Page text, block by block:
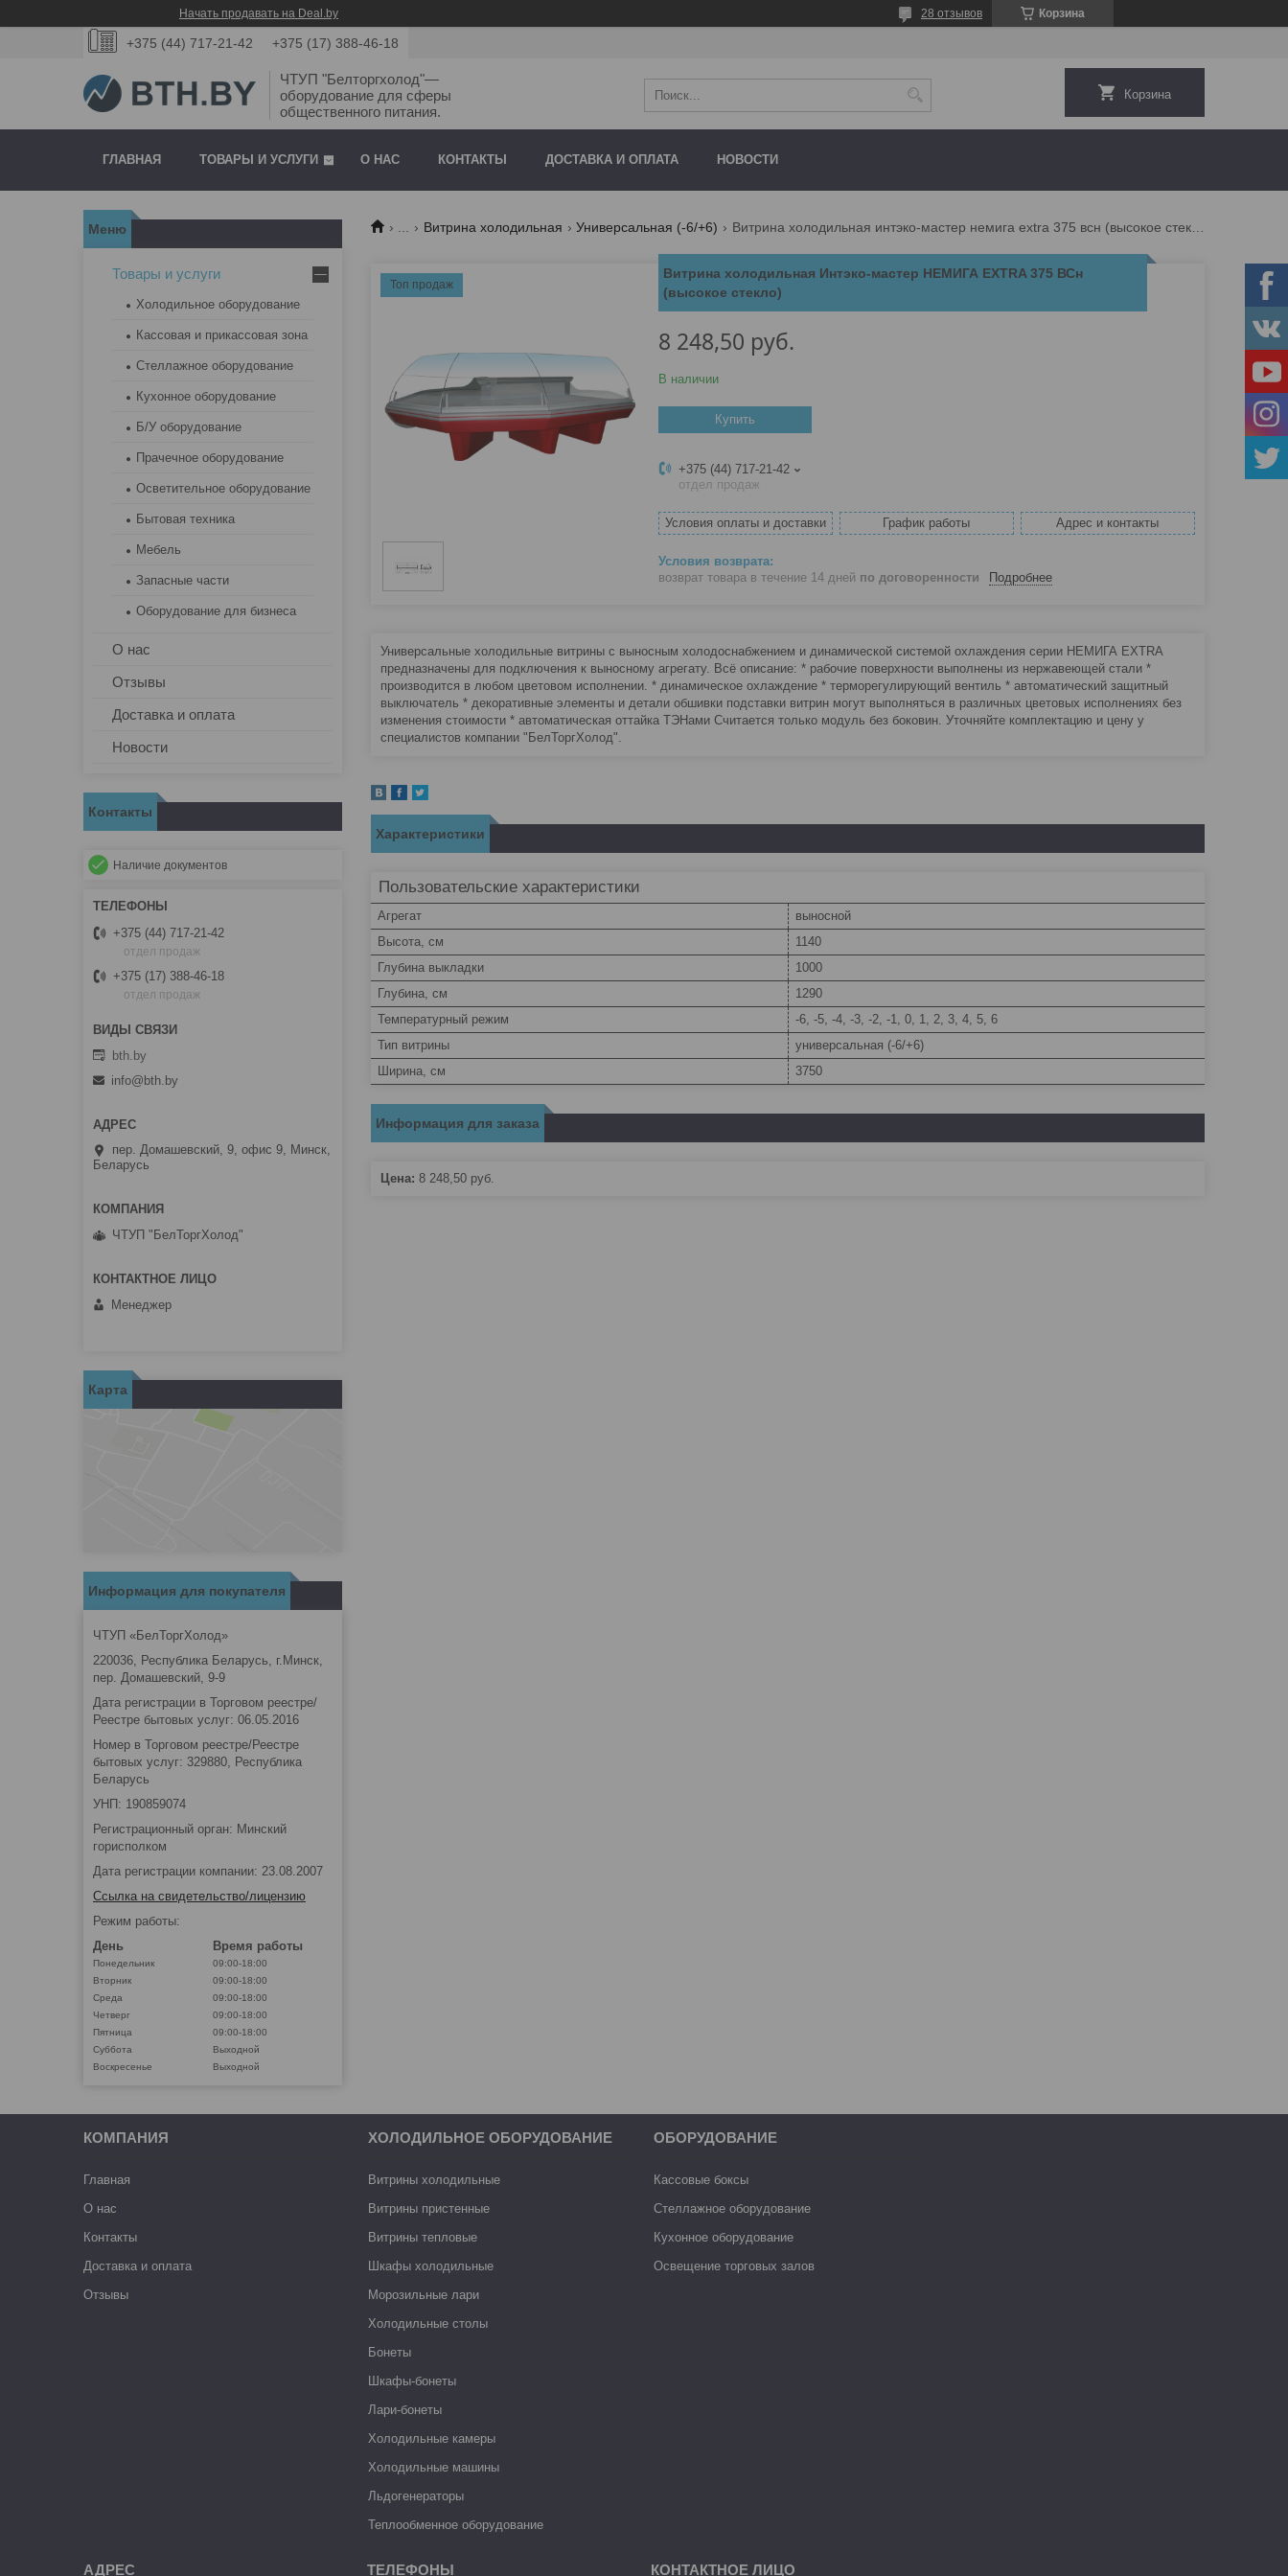
Начать продавать на Deal.by Корзина
28 отзывов
+375 (44) 717-21-42 +375 (17) 388-46-18
ЧТУП "Белторгхолод"—
оборудование для сферы
общественного питания.
Корзина
ГЛАВНАЯ ТОВАРЫ И УСЛУГИ О НАС КОНТАКТЫ ДОСТАВКА И ОПЛАТА НОВОСТИ
... Витрина холодильная Универсальная (-6/+6) Витрина холодильная интэко-мастер немига extra 375 всн (высокое стекло)
Топ продаж
Витрина холодильная Интэко-мастер НЕМИГА EXTRA 375 ВСн
(высокое стекло)
8 248,50 руб.
В наличии
Купить
+375 (44) 717-21-42
отдел продаж
Условия оплаты и доставки График работы Адрес и контакты
возврат товара в течение 14 дней по договоренности Подробнее
Универсальные холодильные витрины с выносным холодоснабжением и динамической системой охлаждения серии НЕМИГА EXTRA
предназначены для подключения к выносному агрегату. Всё описание: * рабочие поверхности выполнены из нержавеющей стали *
производится в любом цветовом исполнении. * динамическое охлаждение * терморегулирующий вентиль * автоматический защитный
выключатель * декоративные элементы и детали обшивки подставки витрин могут выполняться в различных цветовых исполнениях без
изменения стоимости * автоматическая оттайка ТЭНами Считается только модуль без боковин. Уточняйте комплектацию и цену у
специалистов компании "БелТоргХолод".
Характеристики
Пользовательские характеристики
Агрегат
выносной
Высота, см
1140
Глубина выкладки
1000
Глубина, см
1290
Температурный режим
-6, -5, -4, -3, -2, -1, 0, 1, 2, 3, 4, 5, 6
Тип витрины
универсальная (-6/+6)
Ширина, см
3750
Информация для заказа
Цена: 8 248,50 руб.
Товары и услуги
Холодильное оборудование
Кассовая и прикассовая зона
Стеллажное оборудование
Кухонное оборудование
Б/У оборудование
Прачечное оборудование
Осветительное оборудование
Бытовая техника
Мебель
Запасные части
Оборудование для бизнеса
О нас
Отзывы
Доставка и оплата
Новости
Контакты
Наличие документов
+375 (44) 717-21-42
отдел продаж
+375 (17) 388-46-18
отдел продаж
bth.by
info@bth.by
пер. Домашевский, 9, офис 9, Минск,
Беларусь
ЧТУП "БелТоргХолод"
Менеджер
Карта
Информация для покупателя
ЧТУП «БелТоргХолод»
220036, Республика Беларусь, г.Минск,
пер. Домашевский, 9-9
Дата регистрации в Торговом реестре/
Реестре бытовых услуг: 06.05.2016
Номер в Торговом реестре/Реестре
бытовых услуг: 329880, Республика
Беларусь
УНП: 190859074
Регистрационный орган: Минский
горисполком
Дата регистрации компании: 23.08.2007
Ссылка на свидетельство/лицензию
Режим работы:
День
Время работы
Понедельник
09:00-18:00
Вторник
09:00-18:00
Среда
09:00-18:00
Четверг
09:00-18:00
Пятница
09:00-18:00
Суббота
Выходной
Воскресенье
Выходной
КОМПАНИЯ
Главная
О нас
Контакты
Доставка и оплата
Отзывы
ХОЛОДИЛЬНОЕ ОБОРУДОВАНИЕ
Витрины холодильные
Витрины пристенные
Витрины тепловые
Шкафы холодильные
Морозильные лари
Холодильные столы
Бонеты
Шкафы-бонеты
Лари-бонеты
Холодильные камеры
Холодильные машины
Льдогенераторы
Теплообменное оборудование
ОБОРУДОВАНИЕ
Кассовые боксы
Стеллажное оборудование
Кухонное оборудование
Освещение торговых залов